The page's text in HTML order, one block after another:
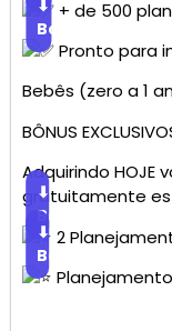
+ de 500
⬇
Baixar
Pronto para
Bebês (zero a 1
BÔNUS
Adquirindo
gratuitamente
⬇
Baixar
2
⬇
Baixar